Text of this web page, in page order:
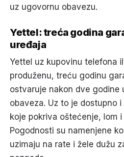
uz ugovornu obavezu.
Yettel: treća godina
uređaja
Yettel uz kupovinu telefona
produženu, treću godinu
ostvaruje nakon dve godine
obaveza. Uz to je dostupno
koje pokriva oštećenje, lom
Pogodnosti su namenjene
uzimaju na rate i žele dužu